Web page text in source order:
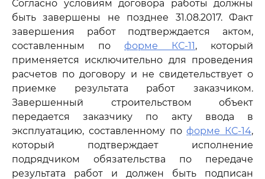
Согласно условиям договора работы должны
быть завершены не позднее 31.08.2017. Факт
завершения работ подтверждается актом,
составленным по форме КС-11, который
применяется исключительно для проведения
расчетов по договору и не свидетельствует о
приемке результата работ заказчиком.
Завершенный строительством объект
передается заказчику по акту ввода в
эксплуатацию, составленному поформе КС-14,
который подтверждает исполнение
подрядчиком обязательства по передаче
результата работ и должен быть подписан